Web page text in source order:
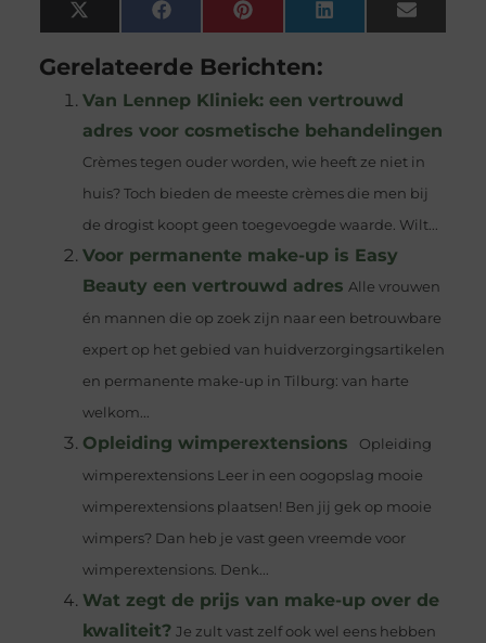
X
(Twitter)
FacebookPinterestLinkedInEmail
Gerelateerde Berichten:
Van Lennep Kliniek: een vertrouwd
adres voor cosmetische behandelingen
Crèmes tegen ouder worden, wie heeft ze niet in
huis? Toch bieden de meeste crèmes die men bij
de drogist koopt geen toegevoegde waarde. Wilt...
Voor permanente make-up is Easy
Beauty een vertrouwd adres Alle vrouwen
én mannen die op zoek zijn naar een betrouwbare
expert op het gebied van huidverzorgingsartikelen
en permanente make-up in Tilburg: van harte
welkom...
Opleiding wimperextensions
Opleiding
wimperextensions Leer in een oogopslag mooie
wimperextensions plaatsen! Ben jij gek op mooie
wimpers? Dan heb je vast geen vreemde voor
wimperextensions. Denk...
Wat zegt de prijs van make-up over de
kwaliteit? Je zult vast zelf ook wel eens hebben